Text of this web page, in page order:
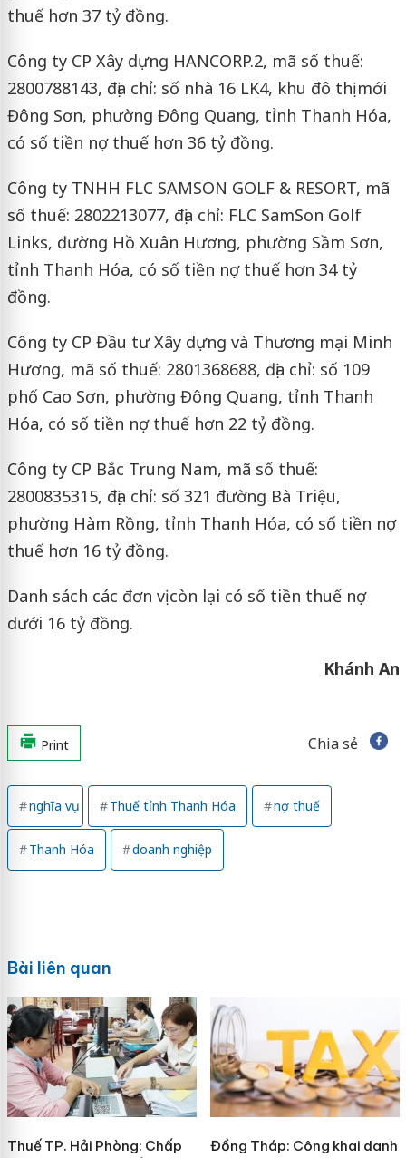
thuế hơn 37 tỷ đồng.
Công ty CP Xây dựng HANCORP.2, mã số thuế:
2800788143, địa chỉ: số nhà 16 LK4, khu đô thị mới
Đông Sơn, phường Đông Quang, tỉnh Thanh Hóa,
có số tiền nợ thuế hơn 36 tỷ đồng.
Công ty TNHH FLC SAMSON GOLF & RESORT, mã
số thuế: 2802213077, địa chỉ: FLC SamSon Golf
Links, đường Hồ Xuân Hương, phường Sầm Sơn,
tỉnh Thanh Hóa, có số tiền nợ thuế hơn 34 tỷ
đồng.
Công ty CP Đầu tư Xây dựng và Thương mại Minh
Hương, mã số thuế: 2801368688, địa chỉ: số 109
phố Cao Sơn, phường Đông Quang, tỉnh Thanh
Hóa, có số tiền nợ thuế hơn 22 tỷ đồng.
Công ty CP Bắc Trung Nam, mã số thuế:
2800835315, địa chỉ: số 321 đường Bà Triệu,
phường Hàm Rồng, tỉnh Thanh Hóa, có số tiền nợ
thuế hơn 16 tỷ đồng.
Danh sách các đơn vị còn lại có số tiền thuế nợ
dưới 16 tỷ đồng.
Khánh An
Print Chia sẻ
nghĩa vụ Thuế tỉnh Thanh Hóa nợ thuế
Thanh Hóa doanh nghiệp
Bài liên quan
Thuế TP. Hải Phòng: Chấp
Đồng Tháp: Công khai danh